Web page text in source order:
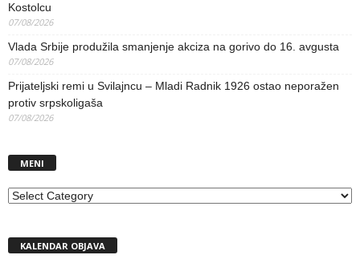
Kostolcu
07/08/2026
Vlada Srbije produžila smanjenje akciza na gorivo do 16. avgusta
07/08/2026
Prijateljski remi u Svilajncu – Mladi Radnik 1926 ostao neporažen
protiv srpskoligaša
07/08/2026
MENI
MENI
KALENDAR OBJAVA